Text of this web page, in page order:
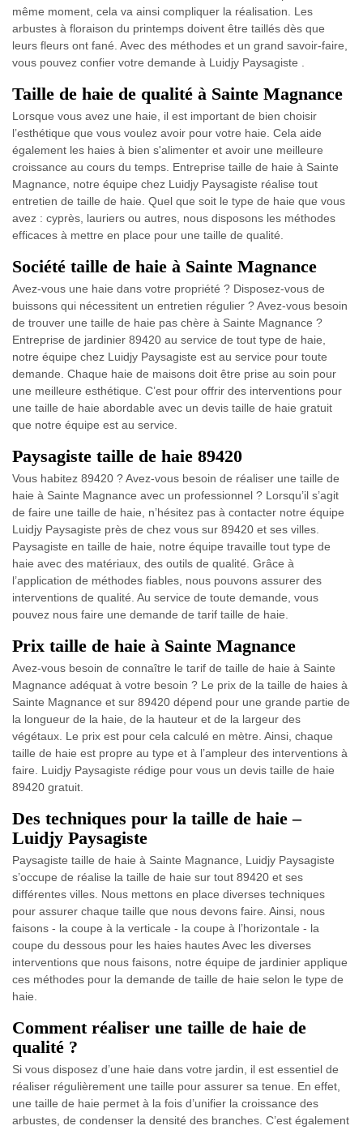
même moment, cela va ainsi compliquer la réalisation. Les
arbustes à floraison du printemps doivent être taillés dès que
leurs fleurs ont fané. Avec des méthodes et un grand savoir-faire,
vous pouvez confier votre demande à Luidjy Paysagiste .
Taille de haie de qualité à Sainte Magnance
Lorsque vous avez une haie, il est important de bien choisir
l’esthétique que vous voulez avoir pour votre haie. Cela aide
également les haies à bien s'alimenter et avoir une meilleure
croissance au cours du temps. Entreprise taille de haie à Sainte
Magnance, notre équipe chez Luidjy Paysagiste réalise tout
entretien de taille de haie. Quel que soit le type de haie que vous
avez : cyprès, lauriers ou autres, nous disposons les méthodes
efficaces à mettre en place pour une taille de qualité.
Société taille de haie à Sainte Magnance
Avez-vous une haie dans votre propriété ? Disposez-vous de
buissons qui nécessitent un entretien régulier ? Avez-vous besoin
de trouver une taille de haie pas chère à Sainte Magnance ?
Entreprise de jardinier 89420 au service de tout type de haie,
notre équipe chez Luidjy Paysagiste est au service pour toute
demande. Chaque haie de maisons doit être prise au soin pour
une meilleure esthétique. C’est pour offrir des interventions pour
une taille de haie abordable avec un devis taille de haie gratuit
que notre équipe est au service.
Paysagiste taille de haie 89420
Vous habitez 89420 ? Avez-vous besoin de réaliser une taille de
haie à Sainte Magnance avec un professionnel ? Lorsqu’il s’agit
de faire une taille de haie, n’hésitez pas à contacter notre équipe
Luidjy Paysagiste près de chez vous sur 89420 et ses villes.
Paysagiste en taille de haie, notre équipe travaille tout type de
haie avec des matériaux, des outils de qualité. Grâce à
l’application de méthodes fiables, nous pouvons assurer des
interventions de qualité. Au service de toute demande, vous
pouvez nous faire une demande de tarif taille de haie.
Prix taille de haie à Sainte Magnance
Avez-vous besoin de connaître le tarif de taille de haie à Sainte
Magnance adéquat à votre besoin ? Le prix de la taille de haies à
Sainte Magnance et sur 89420 dépend pour une grande partie de
la longueur de la haie, de la hauteur et de la largeur des
végétaux. Le prix est pour cela calculé en mètre. Ainsi, chaque
taille de haie est propre au type et à l’ampleur des interventions à
faire. Luidjy Paysagiste rédige pour vous un devis taille de haie
89420 gratuit.
Des techniques pour la taille de haie –
Luidjy Paysagiste
Paysagiste taille de haie à Sainte Magnance, Luidjy Paysagiste
s’occupe de réalise la taille de haie sur tout 89420 et ses
différentes villes. Nous mettons en place diverses techniques
pour assurer chaque taille que nous devons faire. Ainsi, nous
faisons - la coupe à la verticale - la coupe à l’horizontale - la
coupe du dessous pour les haies hautes Avec les diverses
interventions que nous faisons, notre équipe de jardinier applique
ces méthodes pour la demande de taille de haie selon le type de
haie.
Comment réaliser une taille de haie de
qualité ?
Si vous disposez d’une haie dans votre jardin, il est essentiel de
réaliser régulièrement une taille pour assurer sa tenue. En effet,
une taille de haie permet à la fois d’unifier la croissance des
arbustes, de condenser la densité des branches. C’est également